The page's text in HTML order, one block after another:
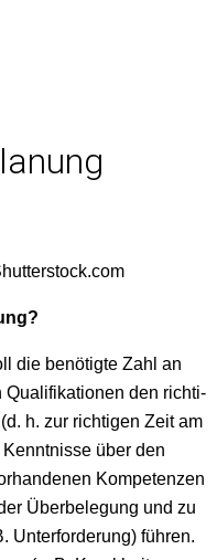
die benötigte Zahl an
Qual­i­fika­tio­nen den richti­
h. zur richti­gen Zeit am
über den
Kom­pe­ten­zen
Über­bele­gung und zu
Unter­forderung) führen.